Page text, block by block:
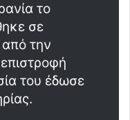
το
σε
την
του έδωσε